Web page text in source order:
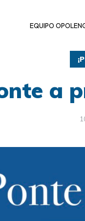
EQUIPO
a